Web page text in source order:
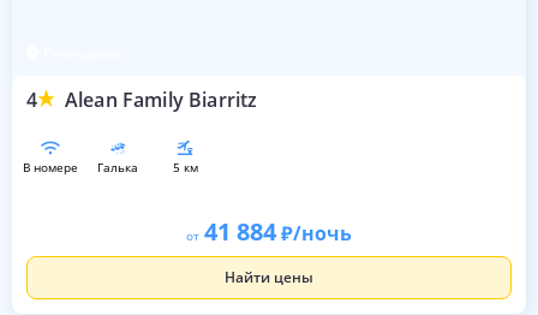
4 Alean Family Biarritz
в номере галька 5 км
от 41 884 /ночь
Найти цены